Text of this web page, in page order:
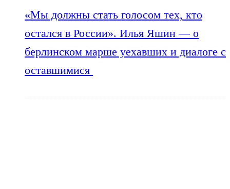
«Мы должны стать голосом тех, кто
остался в России». Илья Яшин — о
берлинском марше уехавших и диалоге с
оставшимися